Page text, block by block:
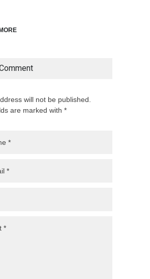
will not be published.
are marked with *